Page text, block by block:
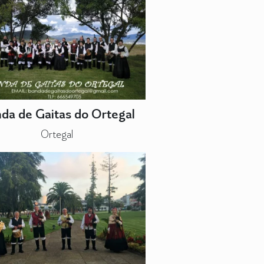
de Gaitas do Ortegal
Ortegal